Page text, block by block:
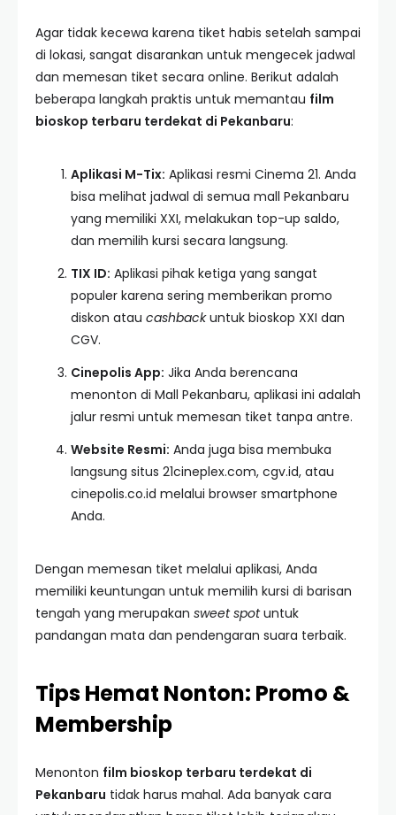
Agar tidak kecewa karena tiket habis setelah sampai
di lokasi, sangat disarankan untuk mengecek jadwal
dan memesan tiket secara online. Berikut adalah
beberapa langkah praktis untuk memantau film
bioskop terbaru terdekat di Pekanbaru:
Aplikasi M-Tix: Aplikasi resmi Cinema 21. Anda
bisa melihat jadwal di semua mall Pekanbaru
yang memiliki XXI, melakukan top-up saldo,
dan memilih kursi secara langsung.
TIX ID: Aplikasi pihak ketiga yang sangat
populer karena sering memberikan promo
diskon atau cashbackuntuk bioskop XXI dan
CGV.
Cinepolis App: Jika Anda berencana
menonton di Mall Pekanbaru, aplikasi ini adalah
jalur resmi untuk memesan tiket tanpa antre.
Website Resmi: Anda juga bisa membuka
langsung situs 21cineplex.com, cgv.id, atau
cinepolis.co.id melalui browser smartphone
Anda.
Dengan memesan tiket melalui aplikasi, Anda
memiliki keuntungan untuk memilih kursi di barisan
tengah yang merupakan sweet spotuntuk
pandangan mata dan pendengaran suara terbaik.
Tips Hemat Nonton: Promo &
Membership
Menonton film bioskop terbaru terdekat di
Pekanbaru tidak harus mahal. Ada banyak cara